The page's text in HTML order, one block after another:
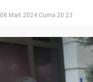
08 Mart 2024 Cuma 20:23